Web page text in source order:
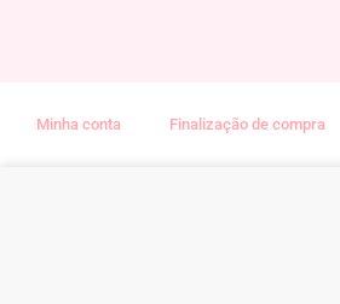
Minha conta Finalização de compra